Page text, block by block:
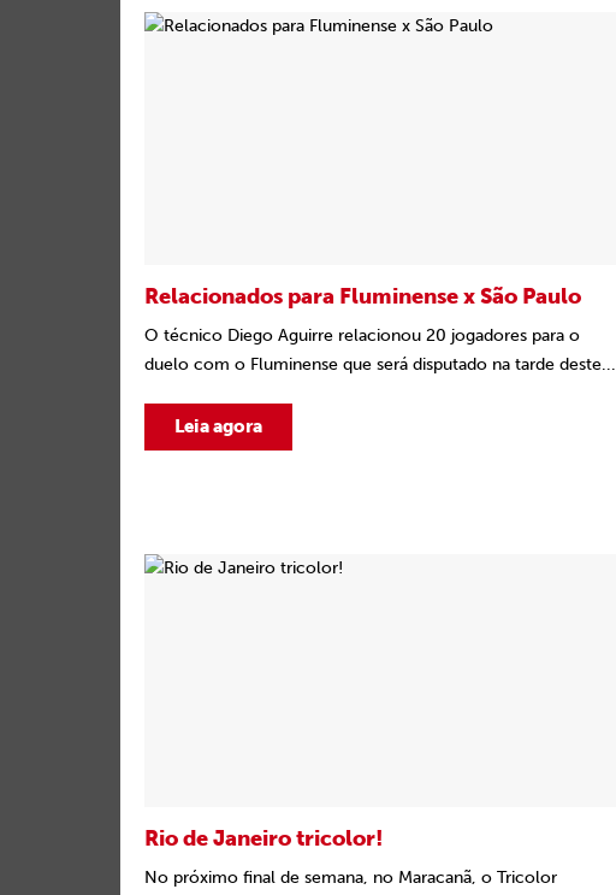
Relacionados para Fluminense x São Paulo
O técnico Diego Aguirre relacionou 20 jogadores para o
duelo com o Fluminense que será disputado na tarde deste...
Leia agora
Rio de Janeiro tricolor!
No próximo final de semana, no Maracanã, o Tricolor